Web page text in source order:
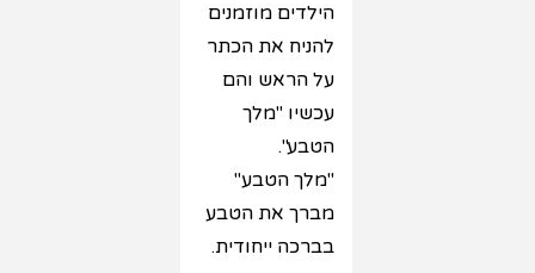
הילדים מוזמנים
להניח את הכתר
על הראש והם
עכשיו "מלך
הטבע".
"מלך הטבע"
מברך את הטבע
בברכה ייחודית.